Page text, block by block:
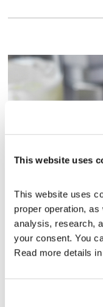
This website uses
This website uses
proper operation,
analysis, research,
your consent. You
Read more details in